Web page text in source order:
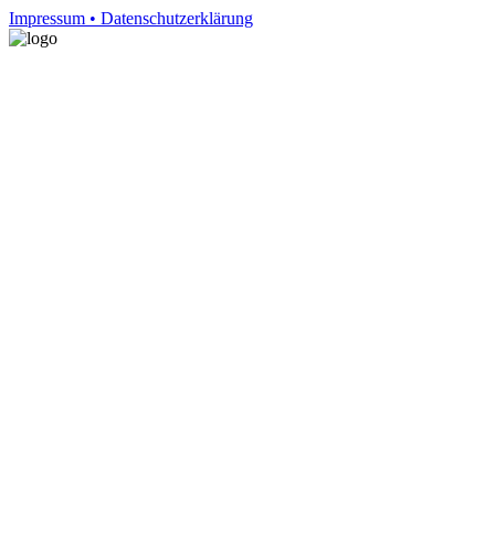
Impressum • Datenschutzerklärung